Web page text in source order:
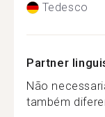
Tedesco
Partner
Não
também